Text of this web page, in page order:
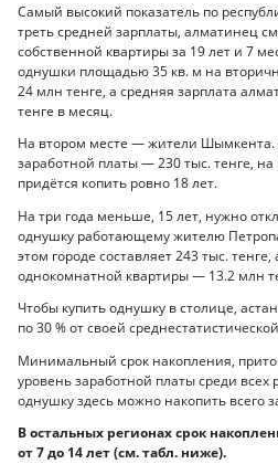
Самый высокий показатель по
треть средней зарплаты, алматинец
собственной квартиры за 19 лет и 7
однушки площадью 35 кв. м на
24 млн тенге, а средняя зарплата
тенге в месяц.
На втором месте — жители Шымкента.
заработной платы — 230 тыс. тенге,
придётся копить ровно 18 лет.
На три года меньше, 15 лет, нужно
однушку работающему жителю
этом городе составляет 243 тыс.
однокомнатной квартиры — 13.2 млн
Чтобы купить однушку в столице,
по 30 % от своей
Минимальный срок накопления,
уровень заработной платы среди всех
однушку здесь можно накопить всего
В остальных регионах срок
от 7 до 14 лет (см. табл. ниже).